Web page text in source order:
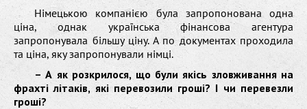
Німецькою компанією була запропонована одна
ціна, однак українська фінансова агентура
запропонувала більшу ціну. А по документах проходила
та ціна, яку запропонували німці.
– А як розкрилося, що були якісь зловживання на
фрахті літаків, які перевозили гроші? І чи перевезли
гроші?